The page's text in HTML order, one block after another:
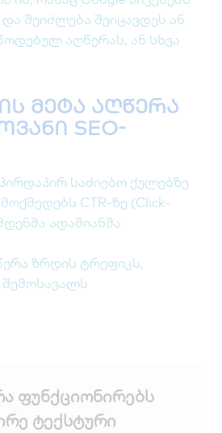
შეიძლება შეიცავდეს ან
აღწერას, ან სხვა
მეტა აღწერა
SEO-
საძიებო ქულებზე
CTR-ზე (Click-
ადამიანმა
ზრდის ტრეფიკს,
შემოსავალს
ფუნქციონირებს
ტექსტური